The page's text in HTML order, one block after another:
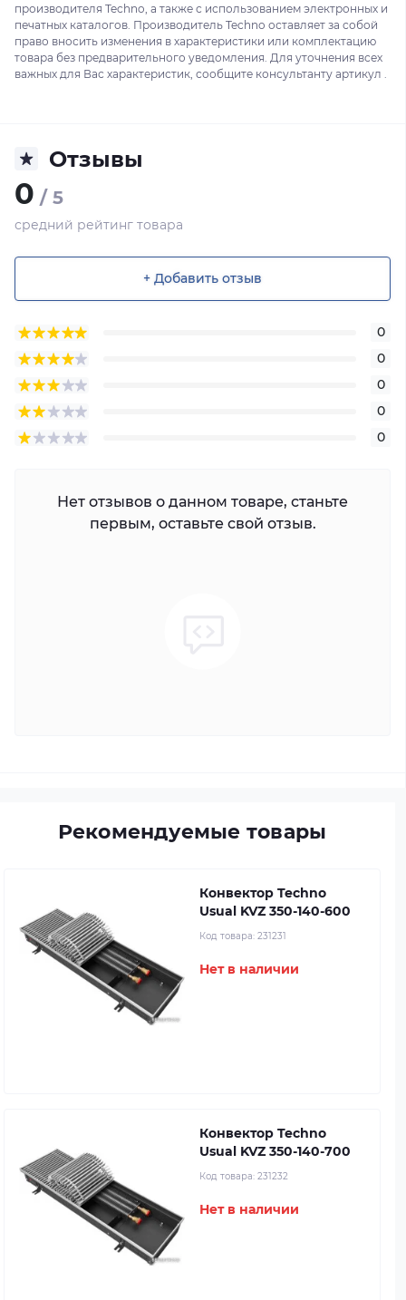
производителя Techno, а также с использованием электронных и
печатных каталогов. Производитель Techno оставляет за собой
право вносить изменения в характеристики или комплектацию
товара без предварительного уведомления. Для уточнения всех
важных для Вас характеристик, сообщите консультанту артикул .
Отзывы
0 / 5
средний рейтинг товара
+ Добавить отзыв
0
0
0
0
0
Нет отзывов о данном товаре, станьте
первым, оставьте свой отзыв.
Рекомендуемые товары
Конвектор Techno
Usual KVZ 350-140-600
Код товара: 231231
Нет в наличии
Конвектор Techno
Usual KVZ 350-140-700
Код товара: 231232
Нет в наличии